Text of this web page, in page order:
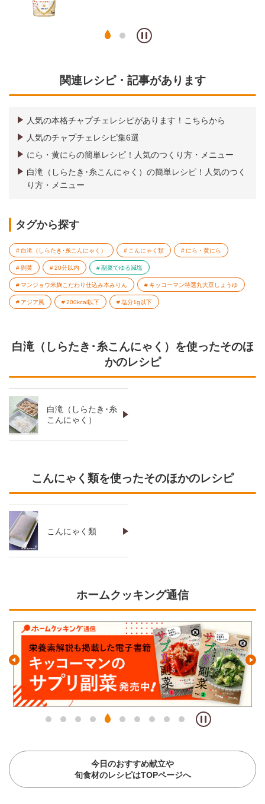
関連レシピ・記事があります
人気の本格チャプチェレシピがあります！こちらから
人気のチャプチェレシピ集6選
にら・黄にらの簡単レシピ！人気のつくり方・メニュー
白滝（しらたき･糸こんにゃく）の簡単レシピ！人気のつく
り方・メニュー
タグから探す
白滝（しらたき･糸こんにゃく） こんにゃく類 にら・黄にら
副菜 20分以内 副菜でゆる減塩
マンジョウ米麹こだわり仕込み本みりん キッコーマン特選丸大豆しょうゆ
アジア風 200kcal以下 塩分1g以下
白滝（しらたき･糸こんにゃく）を使ったそのほ
かのレシピ
白滝（しらたき･糸
こんにゃく）
こんにゃく類を使ったそのほかのレシピ
こんにゃく類
ホームクッキング通信
今日のおすすめ献立や
旬食材のレシピはTOPページへ